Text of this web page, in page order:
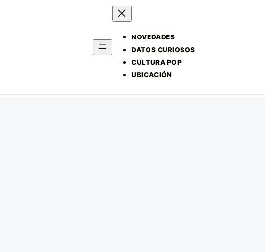
NOVEDADES
DATOS CURIOSOS
CULTURA POP
UBICACIÓN